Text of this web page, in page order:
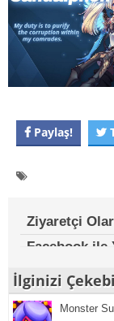
Paylaş!
Ziyaretçi
Facebook ile
İlginizi
Monster